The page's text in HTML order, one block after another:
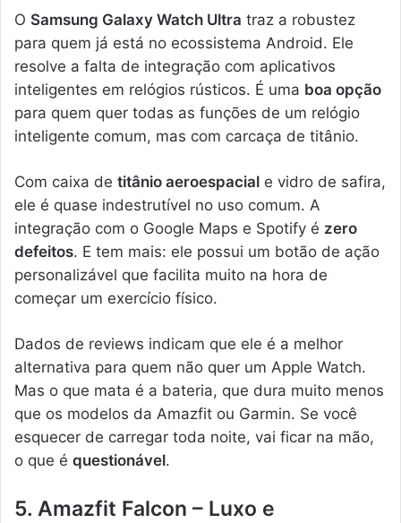
O Samsung Galaxy Watch Ultra traz a robustez
para quem já está no ecossistema Android. Ele
resolve a falta de integração com aplicativos
inteligentes em relógios rústicos. É uma boa opção
para quem quer todas as funções de um relógio
inteligente comum, mas com carcaça de titânio.
Com caixa de titânio aeroespacial e vidro de safira,
ele é quase indestrutível no uso comum. A
integração com o Google Maps e Spotify é zero
defeitos. E tem mais: ele possui um botão de ação
personalizável que facilita muito na hora de
começar um exercício físico.
Dados de reviews indicam que ele é a melhor
alternativa para quem não quer um Apple Watch.
Mas o que mata é a bateria, que dura muito menos
que os modelos da Amazfit ou Garmin. Se você
esquecer de carregar toda noite, vai ficar na mão,
o que é questionável.
5. Amazfit Falcon – Luxo e